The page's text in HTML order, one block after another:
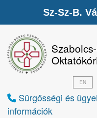
Sürgősségi és
információk
EN
Sz-Sz-B.